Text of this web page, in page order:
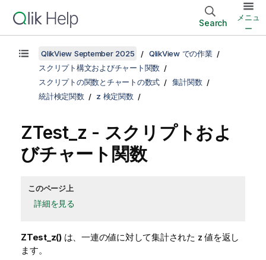
Search
メニュ
ー
QlikView September 2025
QlikView での作業
スクリプト構文およびチャート関数
スクリプトの関数とチャートの数式
集計関数
統計検定関数
z 検定関数
ZTest_z - スクリプトおよ
びチャート関数
このページ上
詳細を見る
ZTest_z()は、一連の値に対して集計された z 値を返し
ます。